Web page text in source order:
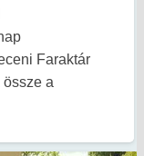
Faraktár
a